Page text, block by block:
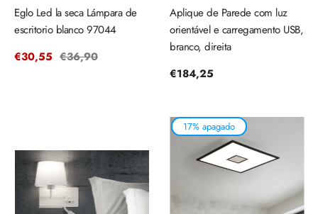
Eglo Led la seca Lámpara de
escritorio blanco 97044
Precio
€30,55 Precio
€36,90
Aplique de Parede com luz
orientável e carregamento USB,
branco, direita
Precio
€184,25
17% apagado